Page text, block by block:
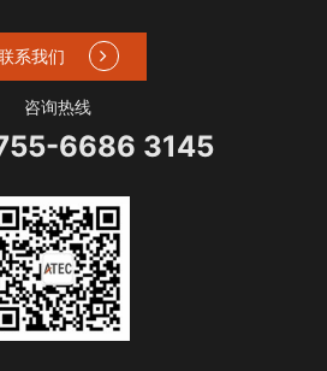
系我们
咨询热线
6686 3145